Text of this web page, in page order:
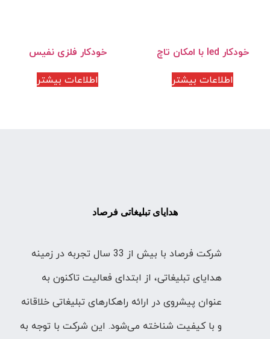
خودکار led با امکان تاچ
اطلاعات بیشتر
خودکار فلزی نفیس
اطلاعات بیشتر
هدایای تبلیغاتی فرصاد
شرکت فرصاد با بیش از 33 سال تجربه در زمینه
هدایای تبلیغاتی، از ابتدای فعالیت تاکنون به
عنوان پیشروی در ارائه راهکارهای تبلیغاتی خلاقانه
و با کیفیت شناخته می‌شود. این شرکت با توجه به